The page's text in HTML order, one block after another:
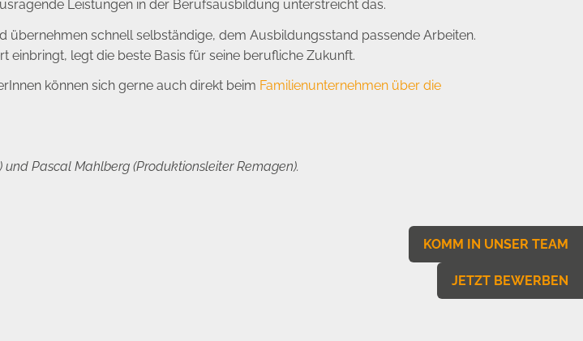
Leistungen in der Berufsausbildung unterstreicht das.
schnell selbständige, dem Ausbildungsstand passende Arbeiten.
legt die beste Basis für seine berufliche Zukunft.
können sich gerne auch direkt beim Familienunternehmen über die
Pascal Mahlberg (Produktionsleiter Remagen).
KOMM IN UNSER TEAM
JETZT BEWERBEN